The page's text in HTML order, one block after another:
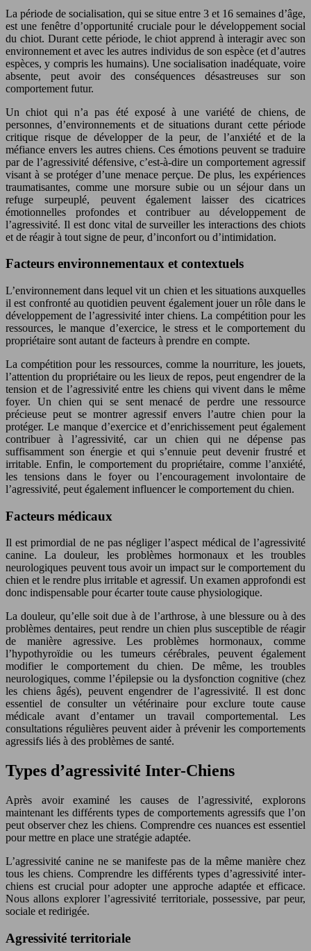
La période de socialisation, qui se situe entre 3 et 16 semaines d’âge,
est une fenêtre d’opportunité cruciale pour le développement social
du chiot. Durant cette période, le chiot apprend à interagir avec son
environnement et avec les autres individus de son espèce (et d’autres
espèces, y compris les humains). Une socialisation inadéquate, voire
absente, peut avoir des conséquences désastreuses sur son
comportement futur.
Un chiot qui n’a pas été exposé à une variété de chiens, de
personnes, d’environnements et de situations durant cette période
critique risque de développer de la peur, de l’anxiété et de la
méfiance envers les autres chiens. Ces émotions peuvent se traduire
par de l’agressivité défensive, c’est-à-dire un comportement agressif
visant à se protéger d’une menace perçue. De plus, les expériences
traumatisantes, comme une morsure subie ou un séjour dans un
refuge surpeuplé, peuvent également laisser des cicatrices
émotionnelles profondes et contribuer au développement de
l’agressivité. Il est donc vital de surveiller les interactions des chiots
et de réagir à tout signe de peur, d’inconfort ou d’intimidation.
Facteurs environnementaux et contextuels
L’environnement dans lequel vit un chien et les situations auxquelles
il est confronté au quotidien peuvent également jouer un rôle dans le
développement de l’agressivité inter chiens. La compétition pour les
ressources, le manque d’exercice, le stress et le comportement du
propriétaire sont autant de facteurs à prendre en compte.
La compétition pour les ressources, comme la nourriture, les jouets,
l’attention du propriétaire ou les lieux de repos, peut engendrer de la
tension et de l’agressivité entre les chiens qui vivent dans le même
foyer. Un chien qui se sent menacé de perdre une ressource
précieuse peut se montrer agressif envers l’autre chien pour la
protéger. Le manque d’exercice et d’enrichissement peut également
contribuer à l’agressivité, car un chien qui ne dépense pas
suffisamment son énergie et qui s’ennuie peut devenir frustré et
irritable. Enfin, le comportement du propriétaire, comme l’anxiété,
les tensions dans le foyer ou l’encouragement involontaire de
l’agressivité, peut également influencer le comportement du chien.
Facteurs médicaux
Il est primordial de ne pas négliger l’aspect médical de l’agressivité
canine. La douleur, les problèmes hormonaux et les troubles
neurologiques peuvent tous avoir un impact sur le comportement du
chien et le rendre plus irritable et agressif. Un examen approfondi est
donc indispensable pour écarter toute cause physiologique.
La douleur, qu’elle soit due à de l’arthrose, à une blessure ou à des
problèmes dentaires, peut rendre un chien plus susceptible de réagir
de manière agressive. Les problèmes hormonaux, comme
l’hypothyroïdie ou les tumeurs cérébrales, peuvent également
modifier le comportement du chien. De même, les troubles
neurologiques, comme l’épilepsie ou la dysfonction cognitive (chez
les chiens âgés), peuvent engendrer de l’agressivité. Il est donc
essentiel de consulter un vétérinaire pour exclure toute cause
médicale avant d’entamer un travail comportemental. Les
consultations régulières peuvent aider à prévenir les comportements
agressifs liés à des problèmes de santé.
Types d’agressivité Inter-Chiens
Après avoir examiné les causes de l’agressivité, explorons
maintenant les différents types de comportements agressifs que l’on
peut observer chez les chiens. Comprendre ces nuances est essentiel
pour mettre en place une stratégie adaptée.
L’agressivité canine ne se manifeste pas de la même manière chez
tous les chiens. Comprendre les différents types d’agressivité inter-
chiens est crucial pour adopter une approche adaptée et efficace.
Nous allons explorer l’agressivité territoriale, possessive, par peur,
sociale et redirigée.
Agressivité territoriale